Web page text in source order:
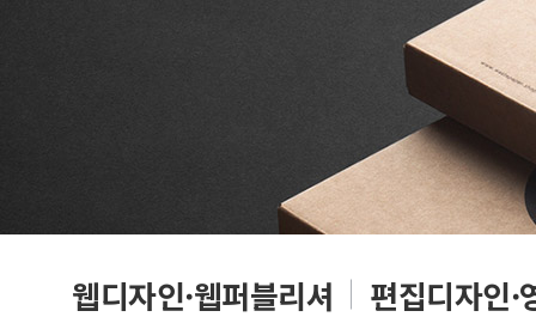
웹디자인·웹퍼블리셔 편집디자인·